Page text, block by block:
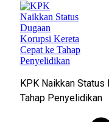
KPK Naikkan
Tahap Penyelidikan